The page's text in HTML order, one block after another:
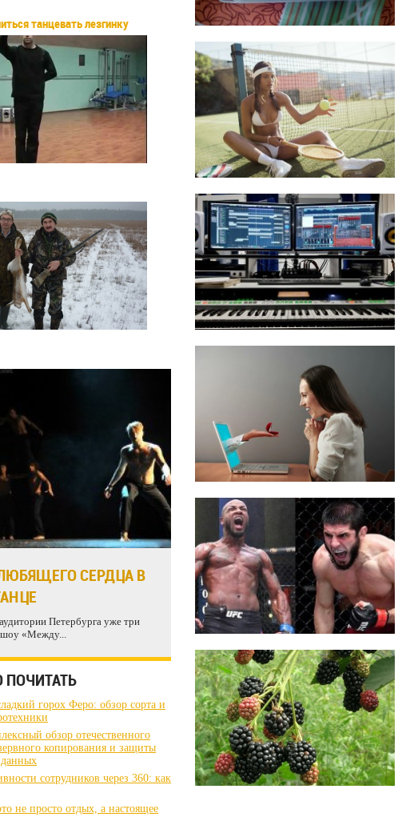
танцевать лезгинку
СЕРДЦА В
Петербурга уже три
шоу «Между...
ПОЧИТАТЬ
горох Феро: обзор сорта и
обзор отечественного
копирования и защиты
сотрудников через 360: как
не просто отдых, а настоящее